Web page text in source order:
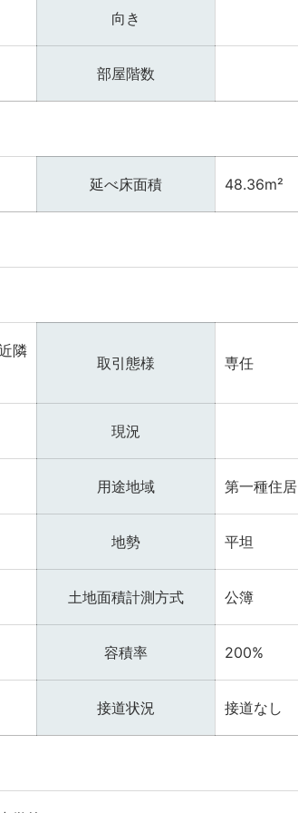
向き
部屋階数
延べ床面積 48.36m²
隣
取引態様 専任
現況
用途地域 第一種住居
地勢 平坦
土地面積計測方式 公簿
容積率 200%
接道状況 接道なし